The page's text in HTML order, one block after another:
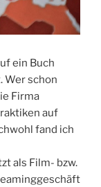
ein Buch
Wer schon
Firma
auf
fand ich
als Film- bzw.